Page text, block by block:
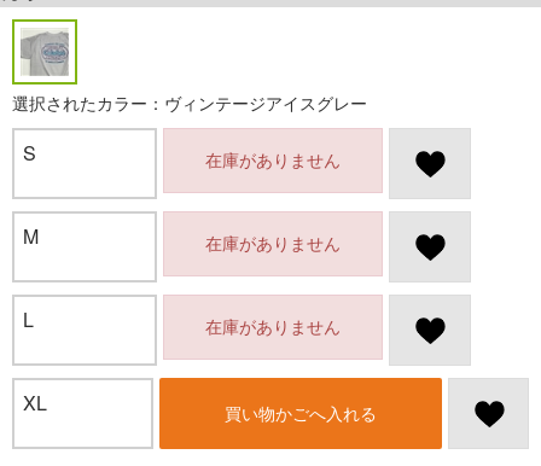
選択されたカラー：ヴィンテージアイスグレー
S 在庫がありません
M 在庫がありません
L 在庫がありません
XL 買い物かごへ入れる